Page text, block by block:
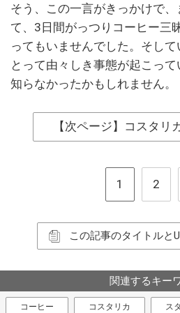
そう、この一言がきっかけで
て、3日間がっつりコーヒー三
ってもいませんでした。そし
とって由々しき事態が起こって
知らなかったかもしれません。
【次ページ】コスタリ
1 2
この記事のタイトルと
関連するキー
コーヒー コスタリカ ス